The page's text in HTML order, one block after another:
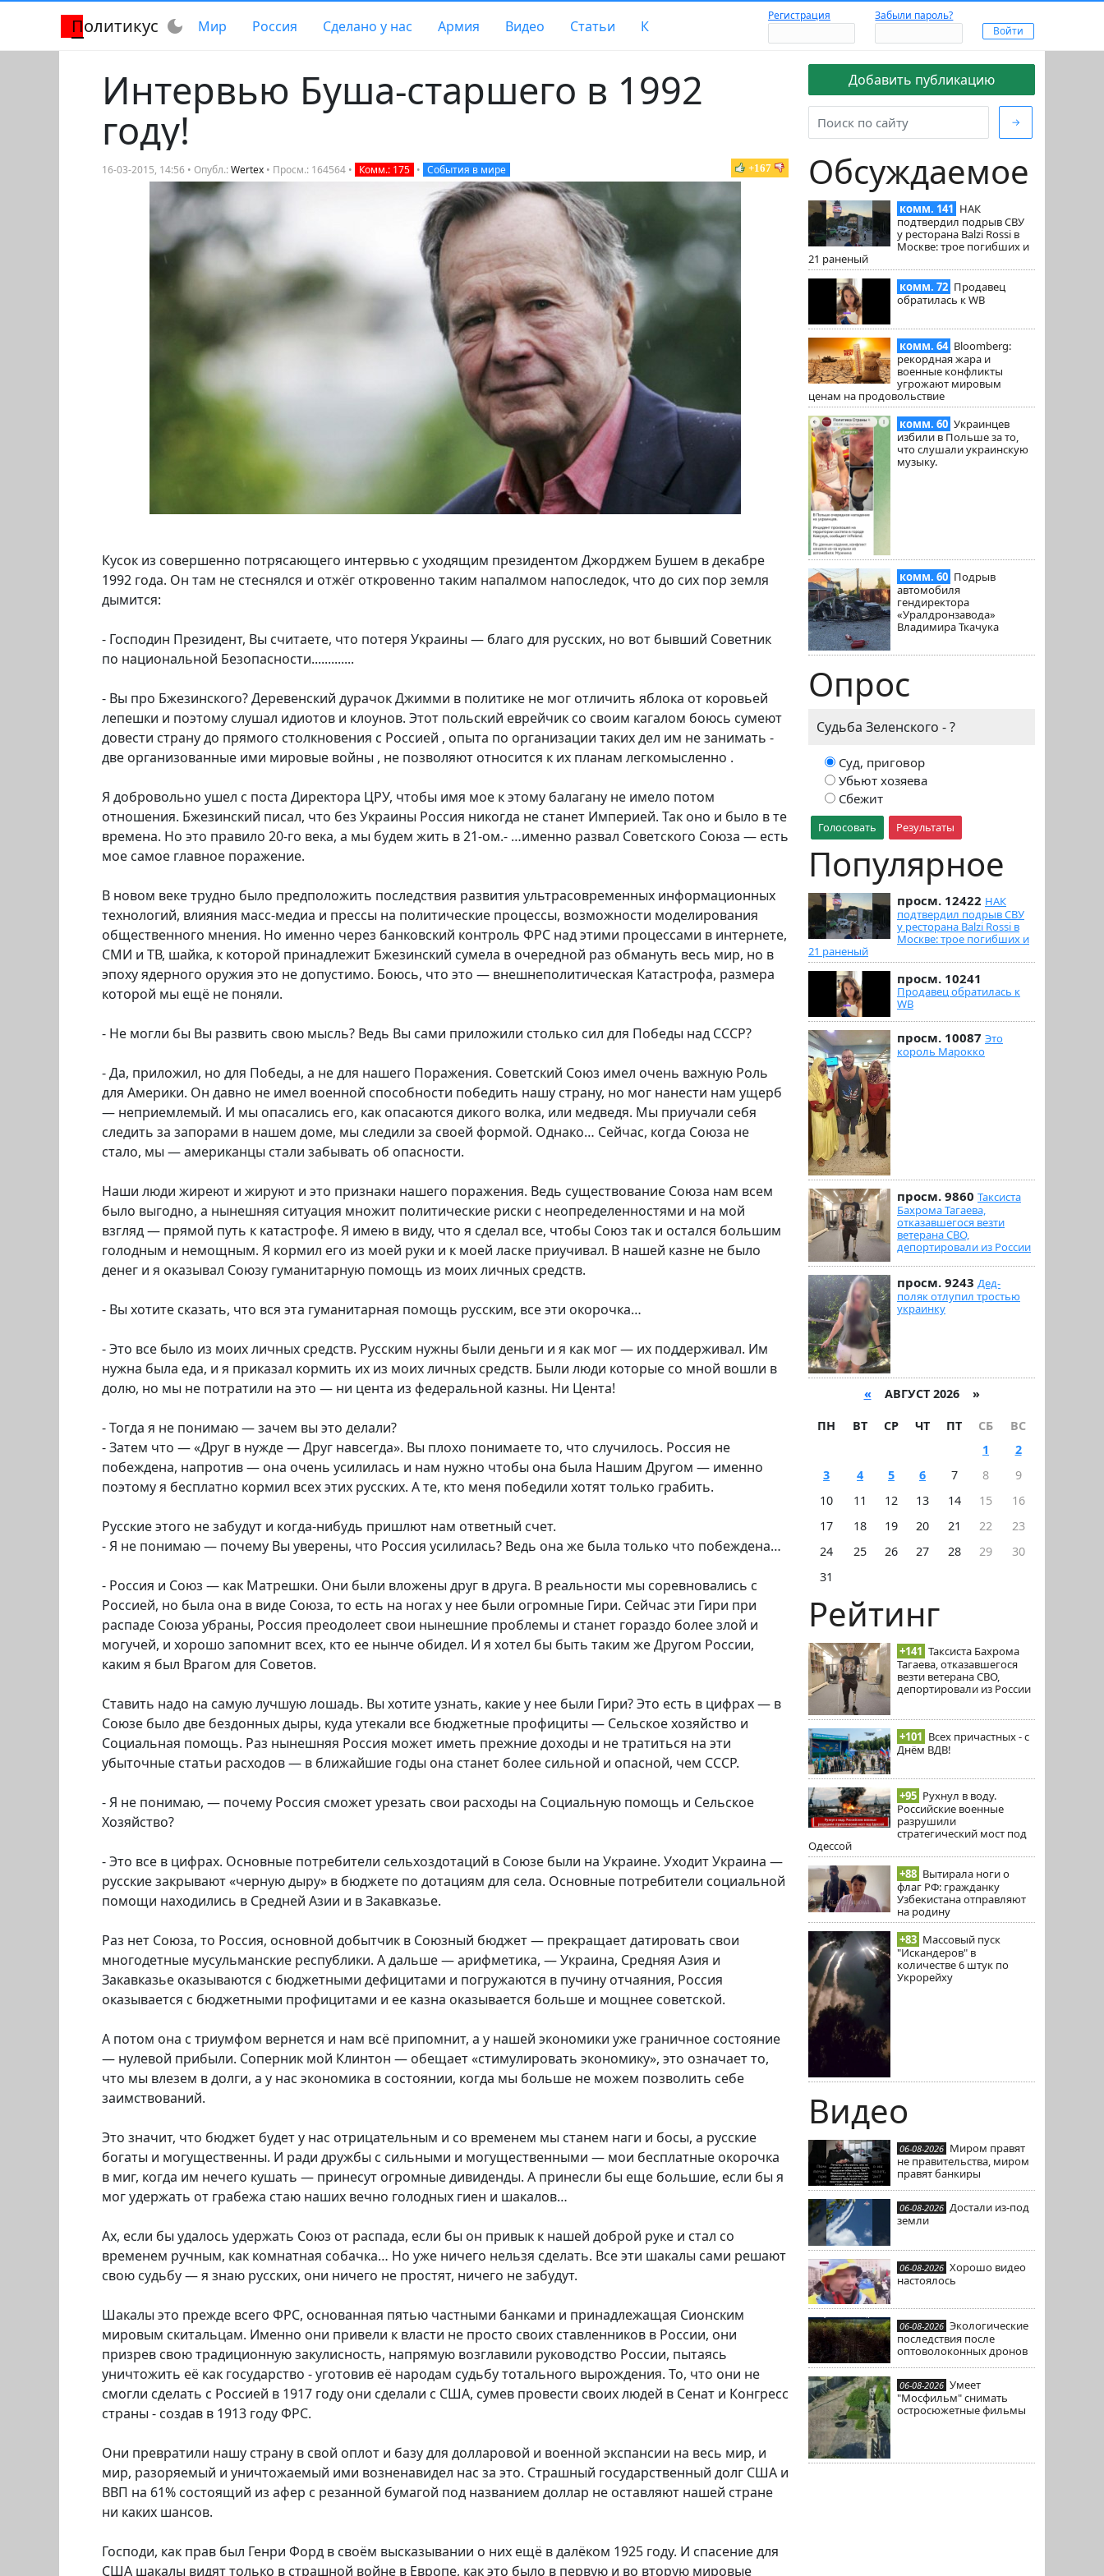
Политикус dark_mode Мир Россия Сделано у нас Армия Видео Статьи К
Регистрация Забыли пароль?
Добавить публикацию
→
Обсуждаемое
комм. 141 НАК
подтвердил подрыв СВУ
у ресторана Balzi Rossi в
Москве: трое погибших и
21 раненый
комм. 72 Продавец
обратилась к WB
комм. 64 Bloomberg:
рекордная жара и
военные конфликты
угрожают мировым
ценам на продовольствие
комм. 60 Украинцев
избили в Польше за то,
что слушали украинскую
музыку.
комм. 60 Подрыв
автомобиля
гендиректора
«Уралдронзавода»
Владимира Ткачука
Опрос
Судьба Зеленского - ?
Суд, приговор
Убьют хозяева
Сбежит
Голосовать Результаты
Популярное
просм. 12422 НАК
подтвердил подрыв СВУ
у ресторана Balzi Rossi в
Москве: трое погибших и
21 раненый
просм. 10241
Продавец обратилась к
WB
просм. 10087 Это
король Марокко
просм. 9860 Таксиста
Бахрома Тагаева,
отказавшегося везти
ветерана СВО,
депортировали из России
просм. 9243 Дед-
поляк отлупил тростью
украинку
« АВГУСТ 2026 »
ПН ВТ СР ЧТ ПТ СБ
ВС
1
2
3
4 5 6 7 8
9
10
11 12 13 14 15
16
17
18 19 20 21 22
23
24
25 26 27 28 29
30
31
Рейтинг
+141 Таксиста Бахрома
Тагаева, отказавшегося
везти ветерана СВО,
депортировали из России
+101 Всех причастных - с
Днём ВДВ!
+95 Рухнул в воду.
Российские военные
разрушили
стратегический мост под
Одессой
+88 Вытирала ноги о
флаг РФ: гражданку
Узбекистана отправляют
на родину
+83 Массовый пуск
"Искандеров" в
количестве 6 штук по
Укрорейху
Видео
06-08-2026 Миром правят
не правительства, миром
правят банкиры
06-08-2026 Достали из-под
земли
06-08-2026 Хорошо видео
настоялось
06-08-2026 Экологические
последствия после
оптоволоконных дронов
06-08-2026 Умеет
"Мосфильм" снимать
остросюжетные фильмы
Интервью Буша-старшего в 1992
году!
16-03-2015, 14:56 • Опубл.:Wertex • Просм.: 164564 • Комм.: 175 • События в мире +167
Кусок из совершенно потрясающего интервью с уходящим президентом Джорджем Бушем в декабре
1992 года. Он там не стеснялся и отжёг откровенно таким напалмом напоследок, что до сих пор земля
дымится:
- Господин Президент, Вы считаете, что потеря Украины — благо для русских, но вот бывший Советник
по национальной Безопасности.............
- Вы про Бжезинского? Деревенский дурачок Джимми в политике не мог отличить яблока от коровьей
лепешки и поэтому слушал идиотов и клоунов. Этот польский еврейчик со своим кагалом боюсь сумеют
довести страну до прямого столкновения с Россией , опыта по организации таких дел им не занимать -
две организованные ими мировые войны , не позволяют относится к их планам легкомысленно .
Я добровольно ушел с поста Директора ЦРУ, чтобы имя мое к этому балагану не имело потом
отношения. Бжезинский писал, что без Украины Россия никогда не станет Империей. Так оно и было в те
времена. Но это правило 20-го века, а мы будем жить в 21-ом.- …именно развал Советского Союза — есть
мое самое главное поражение.
В новом веке трудно было предположить последствия развития ультрасовременных информационных
технологий, влияния масс-медиа и прессы на политические процессы, возможности моделирования
общественного мнения. Но именно через банковский контроль ФРС над этими процессами в интернете,
СМИ и ТВ, шайка, к которой принадлежит Бжезинский сумела в очередной раз обмануть весь мир, но в
эпоху ядерного оружия это не допустимо. Боюсь, что это — внешнеполитическая Катастрофа, размера
которой мы ещё не поняли.
- Не могли бы Вы развить свою мысль? Ведь Вы сами приложили столько сил для Победы над СССР?
- Да, приложил, но для Победы, а не для нашего Поражения. Советский Союз имел очень важную Роль
для Америки. Он давно не имел военной способности победить нашу страну, но мог нанести нам ущерб
— неприемлемый. И мы опасались его, как опасаются дикого волка, или медведя. Мы приучали себя
следить за запорами в нашем доме, мы следили за своей формой. Однако… Сейчас, когда Союза не
стало, мы — американцы стали забывать об опасности.
Наши люди жиреют и жируют и это признаки нашего поражения. Ведь существование Союза нам всем
было выгодно, а нынешняя ситуация множит политические риски с неопределенностями и на мой
взгляд — прямой путь к катастрофе. Я имею в виду, что я сделал все, чтобы Союз так и остался большим
голодным и немощным. Я кормил его из моей руки и к моей ласке приучивал. В нашей казне не было
денег и я оказывал Союзу гуманитарную помощь из моих личных средств.
- Вы хотите сказать, что вся эта гуманитарная помощь русским, все эти окорочка…
- Это все было из моих личных средств. Русским нужны были деньги и я как мог — их поддерживал. Им
нужна была еда, и я приказал кормить их из моих личных средств. Были люди которые со мной вошли в
долю, но мы не потратили на это — ни цента из федеральной казны. Ни Цента!
- Тогда я не понимаю — зачем вы это делали?
- Затем что — «Друг в нужде — Друг навсегда». Вы плохо понимаете то, что случилось. Россия не
побеждена, напротив — она очень усилилась и нам нужно чтобы она была Нашим Другом — именно
поэтому я бесплатно кормил всех этих русских. А те, кто меня победили хотят только грабить.
Русские этого не забудут и когда-нибудь пришлют нам ответный счет.
- Я не понимаю — почему Вы уверены, что Россия усилилась? Ведь она же была только что побеждена…
- Россия и Союз — как Матрешки. Они были вложены друг в друга. В реальности мы соревновались с
Россией, но была она в виде Союза, то есть на ногах у нее были огромные Гири. Сейчас эти Гири при
распаде Союза убраны, Россия преодолеет свои нынешние проблемы и станет гораздо более злой и
могучей, и хорошо запомнит всех, кто ее нынче обидел. И я хотел бы быть таким же Другом России,
каким я был Врагом для Советов.
Ставить надо на самую лучшую лошадь. Вы хотите узнать, какие у нее были Гири? Это есть в цифрах — в
Союзе было две бездонных дыры, куда утекали все бюджетные профициты — Сельское хозяйство и
Социальная помощь. Раз нынешняя Россия может иметь прежние доходы и не тратиться на эти
убыточные статьи расходов — в ближайшие годы она станет более сильной и опасной, чем СССР.
- Я не понимаю, — почему Россия сможет урезать свои расходы на Социальную помощь и Сельское
Хозяйство?
- Это все в цифрах. Основные потребители сельхоздотаций в Союзе были на Украине. Уходит Украина —
русские закрывают «черную дыру» в бюджете по дотациям для села. Основные потребители социальной
помощи находились в Средней Азии и в Закавказье.
Раз нет Союза, то Россия, основной добытчик в Союзный бюджет — прекращает датировать свои
многодетные мусульманские республики. А дальше — арифметика, — Украина, Средняя Азия и
Закавказье оказываются с бюджетными дефицитами и погружаются в пучину отчаяния, Россия
оказывается с бюджетными профицитами и ее казна оказывается больше и мощнее советской.
А потом она с триумфом вернется и нам всё припомнит, а у нашей экономики уже граничное состояние
— нулевой прибыли. Соперник мой Клинтон — обещает «стимулировать экономику», это означает то,
что мы влезем в долги, а у нас экономика в состоянии, когда мы больше не можем позволить себе
заимствований.
Это значит, что бюджет будет у нас отрицательным и со временем мы станем наги и босы, а русские
богаты и могущественны. И ради дружбы с сильными и могущественными — мои бесплатные окорочка
в миг, когда им нечего кушать — принесут огромные дивиденды. А принесли бы еще большие, если бы я
мог удержать от грабежа стаю наших вечно голодных гиен и шакалов…
Ах, если бы удалось удержать Союз от распада, если бы он привык к нашей доброй руке и стал со
временем ручным, как комнатная собачка… Но уже ничего нельзя сделать. Все эти шакалы сами решают
свою судьбу — я знаю русских, они ничего не простят, ничего не забудут.
Шакалы это прежде всего ФРС, основанная пятью частными банками и принадлежащая Сионским
мировым скитальцам. Именно они привели к власти не просто своих ставленников в России, они
призрев свою традиционную закулисность, напрямую возглавили руководство России, пытаясь
уничтожить её как государство - уготовив её народам судьбу тотального вырождения. То, что они не
смогли сделать с Россией в 1917 году они сделали с США, сумев провести своих людей в Сенат и Конгресс
страны - создав в 1913 году ФРС.
Они превратили нашу страну в свой оплот и базу для долларовой и военной экспансии на весь мир, и
мир, разоряемый и уничтожаемый ими возненавидел нас за это. Страшный государственный долг США и
ВВП на 61% состоящий из афер с резанной бумагой под названием доллар не оставляют нашей стране
ни каких шансов.
Господи, как прав был Генри Форд в своём высказывании о них ещё в далёком 1925 году. И спасение для
США шакалы видят только в страшной войне в Европе, как это было в первую и во вторую мировые